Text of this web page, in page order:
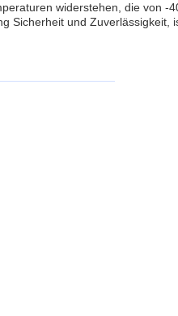
widerstehen, die von -
Sicherheit und Zuverlässigkeit,